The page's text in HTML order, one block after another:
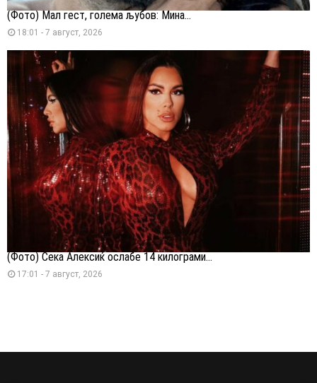
(Фото) Мал гест, голема љубов: Мина...
18:01 - 7 август, 2026
(Фото) Сека Алексиќ ослабе 14 килограми...
17:01 - 7 август, 2026